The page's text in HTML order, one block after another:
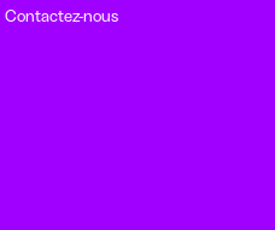
Contactez-nous